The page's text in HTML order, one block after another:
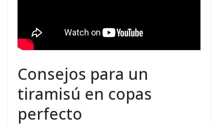
Consejos para un
tiramisú en copas
perfecto